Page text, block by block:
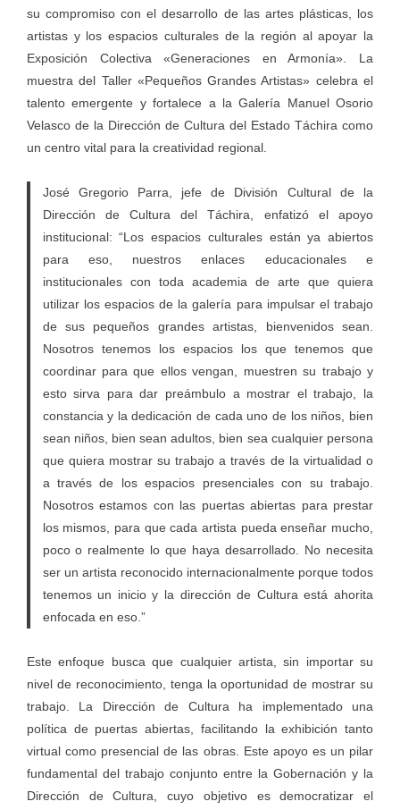
su compromiso con el desarrollo de las artes plásticas, los
artistas y los espacios culturales de la región al apoyar la
Exposición Colectiva «Generaciones en Armonía». La
muestra del Taller «Pequeños Grandes Artistas» celebra el
talento emergente y fortalece a la Galería Manuel Osorio
Velasco de la Dirección de Cultura del Estado Táchira como
un centro vital para la creatividad regional.
José Gregorio Parra, jefe de División Cultural de la
Dirección de Cultura del Táchira, enfatizó el apoyo
institucional: “Los espacios culturales están ya abiertos
para eso, nuestros enlaces educacionales e
institucionales con toda academia de arte que quiera
utilizar los espacios de la galería para impulsar el trabajo
de sus pequeños grandes artistas, bienvenidos sean.
Nosotros tenemos los espacios los que tenemos que
coordinar para que ellos vengan, muestren su trabajo y
esto sirva para dar preámbulo a mostrar el trabajo, la
constancia y la dedicación de cada uno de los niños, bien
sean niños, bien sean adultos, bien sea cualquier persona
que quiera mostrar su trabajo a través de la virtualidad o
a través de los espacios presenciales con su trabajo.
Nosotros estamos con las puertas abiertas para prestar
los mismos, para que cada artista pueda enseñar mucho,
poco o realmente lo que haya desarrollado. No necesita
ser un artista reconocido internacionalmente porque todos
tenemos un inicio y la dirección de Cultura está ahorita
enfocada en eso.”
‎Este enfoque busca que cualquier artista, sin importar su
nivel de reconocimiento, tenga la oportunidad de mostrar su
trabajo. La Dirección de Cultura ha implementado una
política de puertas abiertas, facilitando la exhibición tanto
virtual como presencial de las obras. Este apoyo es un pilar
fundamental del trabajo conjunto entre la Gobernación y la
Dirección de Cultura, cuyo objetivo es democratizar el